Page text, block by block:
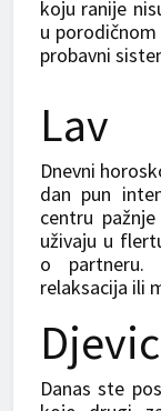
koju ranije
u
probavni
Lav
Dnevni
dan pun
centru
uživaju u
o partneru.
relaksacija ili
Danas ste